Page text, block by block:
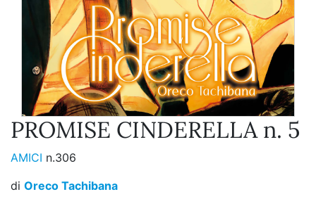
PROMISE CINDERELLA n. 5
AMICI n.306
di Oreco Tachibana